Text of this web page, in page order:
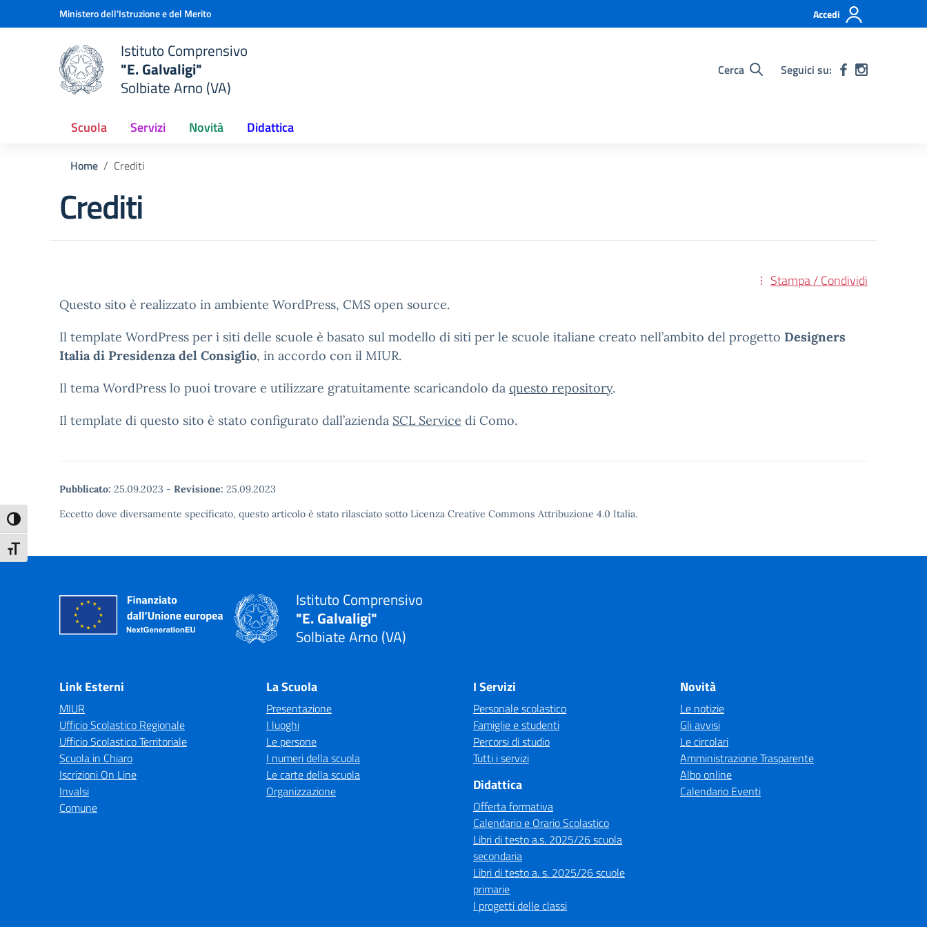
Attiva/disattiva alto contrasto
Attiva/disattiva dimensione testo
Vai ai contenuti
Vai al menu di navigazioneMinistero dell'Istruzione e del Merito Accedi
scuola
Istituto Comprensivo
"E. Galvaligi"
Solbiate Arno (VA)
Cerca Seguici su:
Scuola Servizi Novità Didattica
Home Crediti
Crediti
Stampa / Condividi
Questo sito è realizzato in ambiente WordPress, CMS open source.
Il template WordPress per i siti delle scuole è basato sul modello di siti per le scuole italiane creato nell’ambito del progetto Designers
Italia di Presidenza del Consiglio, in accordo con il MIUR.
Il tema WordPress lo puoi trovare e utilizzare gratuitamente scaricandolo da questo repository.
Il template di questo sito è stato configurato dall’azienda SCL Service di Como.
Pubblicato: 25.09.2023 - Revisione: 25.09.2023
Eccetto dove diversamente specificato, questo articolo è stato rilasciato sotto Licenza Creative Commons Attribuzione 4.0 Italia.
Istituto Comprensivo
"E. Galvaligi"
Solbiate Arno (VA)
Link Esterni
MIUR
Ufficio Scolastico Regionale
Ufficio Scolastico Territoriale
Scuola in Chiaro
Iscrizioni On Line
Invalsi
Comune
La Scuola
Presentazione
I luoghi
Le persone
I numeri della scuola
Le carte della scuola
Organizzazione
I Servizi
Personale scolastico
Famiglie e studenti
Percorsi di studio
Tutti i servizi
Didattica
Offerta formativa
Calendario e Orario Scolastico
Libri di testo a.s. 2025/26 scuola
secondaria
Libri di testo a. s. 2025/26 scuole
primarie
I progetti delle classi
Novità
Le notizie
Gli avvisi
Le circolari
Amministrazione Trasparente
Albo online
Calendario Eventi